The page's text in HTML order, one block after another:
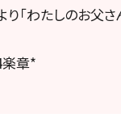
り「わたしのお父さ
楽章*